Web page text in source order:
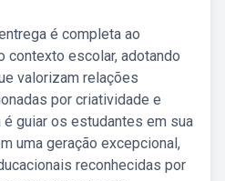
é completa ao
contexto escolar, adotando
valorizam relações
por criatividade e
guiar os estudantes em sua
uma geração excepcional,
reconhecidas por